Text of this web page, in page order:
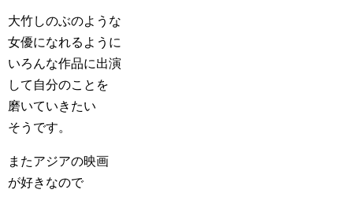
大竹しのぶのような
女優になれるように
いろんな作品に出演
して自分のことを
磨いていきたい
そうです。
またアジアの映画
が好きなので